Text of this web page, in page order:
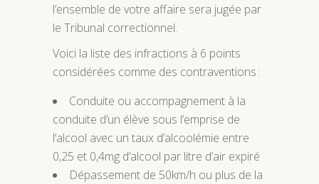
l’ensemble de votre affaire sera jugée par
le Tribunal correctionnel.
Voici la liste des infractions à 6 points
considérées comme des contraventions :
Conduite ou accompagnement à la
conduite d’un élève sous l’emprise de
l’alcool avec un taux d’alcoolémie entre
0,25 et 0,4mg d’alcool par litre d’air expiré
Dépassement de 50km/h ou plus de la